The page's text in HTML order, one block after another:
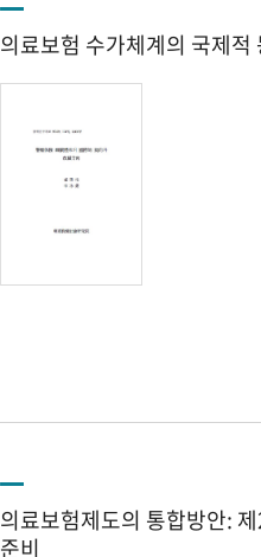
의료보험 수가체계의 국제적
의료보험제도의 통합방안:
준비